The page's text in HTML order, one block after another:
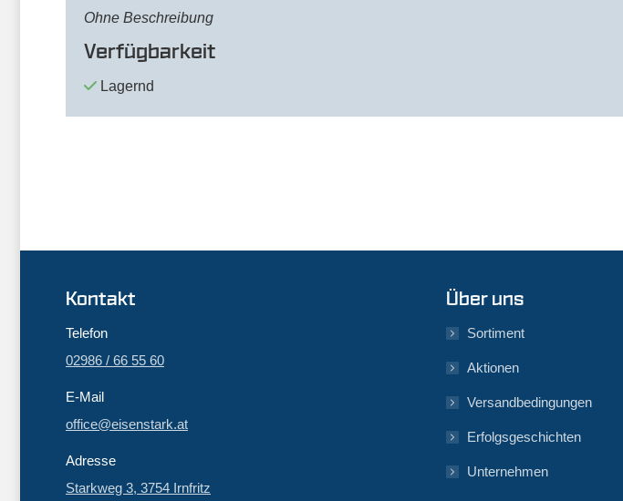
Ohne Beschreibung
Verfügbarkeit
Lagernd
Kontakt
Telefon
02986 / 66 55 60
E-Mail
office@eisenstark.at
Adresse
Starkweg 3, 3754 Irnfritz
Über uns
Sortiment
Aktionen
Versandbedingungen
Erfolgsgeschichten
Unternehmen